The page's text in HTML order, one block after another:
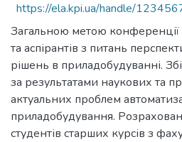
https://ela.kpi.ua/handle/
Загальною метою конференції
та аспірантів з питань
рішень в приладобудуванні.
за результатами наукових та
актуальних проблем
приладобудування.
студентів старших курсів з